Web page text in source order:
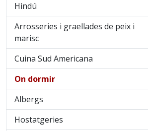
Hindú
Arrosseries i graellades de peix i
marisc
Cuina Sud Americana
On dormir
Albergs
Hostatgeries